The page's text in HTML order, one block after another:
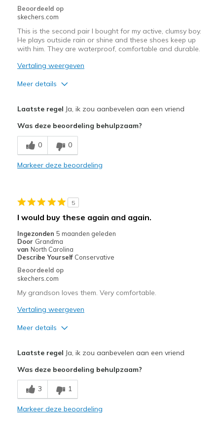
Beoordeeld op
skechers.com
This is the second pair I bought for my active, clumsy boy.
He plays outside rain or shine and these shoes keep up
with him. They are waterproof, comfortable and durable.
Vertaling weergeven
Meer details
Durable
Waterproof
Going Out
Width
Feels true to width
Sizing
View On Shoes
Shoes are for Wearing
Laatste regel Ja, ik zou aanbevelen aan een vriend
Was deze beoordeling behulpzaam?
0 0
Markeer deze beoordeling
5
I would buy these again and again.
Ingezonden 5 maanden geleden
Door Grandma
van North Carolina
Describe Yourself Conservative
Beoordeeld op
skechers.com
My grandson loves them. Very comfortable.
Vertaling weergeven
Meer details
Breathe Well
Comfortable
Laatste regel Ja, ik zou aanbevelen aan een vriend
Was deze beoordeling behulpzaam?
3 1
Markeer deze beoordeling